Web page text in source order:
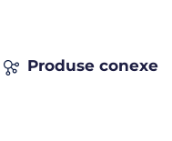
Produse conexe